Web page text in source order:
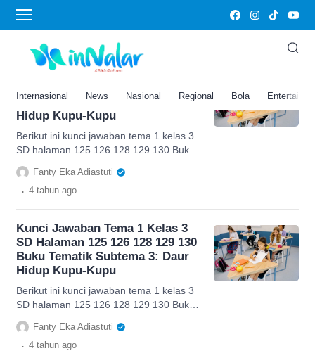
Internasional News Nasional Regional Bola
kunci jawaban tema 1 kelas 3 SD halaman
125
Kunci Jawaban Tema 1 Kelas 3
Buku Tematik Subtema 3: Daur
Hidup Kupu-Kupu
Berikut ini kunci jawaban tema 1 kelas 3
SD halaman 125 126 128 129 130 Buku
Tematik Subtema 3 yang berjudul Daur
Hidup Kupu-kupu.
Fanty Eka Adiastuti
. 4 tahun ago
Kunci Jawaban Tema 1 Kelas 3
SD Halaman 125 126 128 129 130
Buku Tematik Subtema 3: Daur
Hidup Kupu-Kupu
Berikut ini kunci jawaban tema 1 kelas 3
SD halaman 125 126 128 129 130 Buku
Tematik Subtema 3 yang berjudul Daur
Hidup Kupu-kupu.
Fanty Eka Adiastuti
. 4 tahun ago